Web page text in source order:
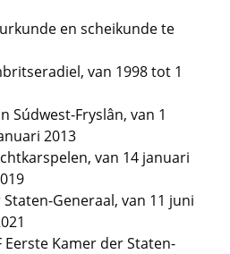
en scheikunde te
van 1998 tot 1
Súdwest-Fryslân, van 1
2013
van 14 januari
Generaal, van 11 juni
Kamer der Staten-